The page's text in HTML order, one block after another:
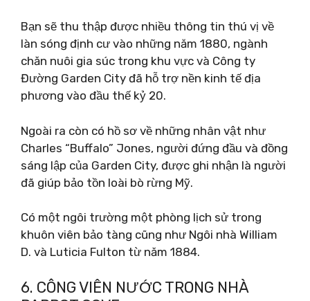
Bạn sẽ thu thập được nhiều thông tin thú vị về
làn sóng định cư vào những năm 1880, ngành
chăn nuôi gia súc trong khu vực và Công ty
Đường Garden City đã hỗ trợ nền kinh tế địa
phương vào đầu thế kỷ 20.
Ngoài ra còn có hồ sơ về những nhân vật như
Charles “Buffalo” Jones, người đứng đầu và đồng
sáng lập của Garden City, được ghi nhận là người
đã giúp bảo tồn loài bò rừng Mỹ.
Có một ngôi trường một phòng lịch sử trong
khuôn viên bảo tàng cũng như Ngôi nhà William
D. và Luticia Fulton từ năm 1884.
6. CÔNG VIÊN NƯỚC TRONG NHÀ